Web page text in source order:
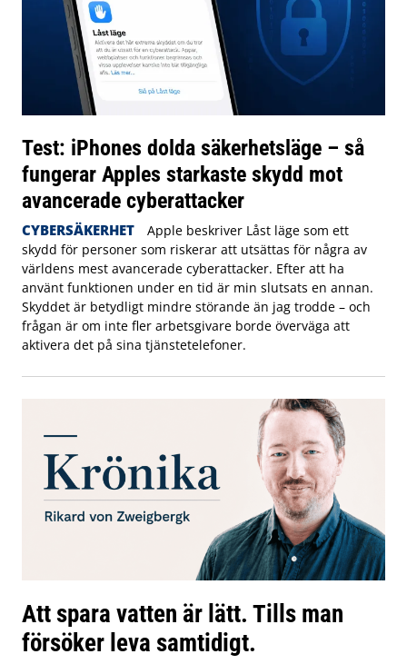
Test: iPhones dolda säkerhetsläge – så
fungerar Apples starkaste skydd mot
avancerade cyberattacker
CYBERSÄKERHET
Apple beskriver Låst läge som ett
skydd för personer som riskerar att utsättas för några av
världens mest avancerade cyberattacker. Efter att ha
använt funktionen under en tid är min slutsats en annan.
Skyddet är betydligt mindre störande än jag trodde – och
frågan är om inte fler arbetsgivare borde överväga att
aktivera det på sina tjänstetelefoner.
Att spara vatten är lätt. Tills man
försöker leva samtidigt.